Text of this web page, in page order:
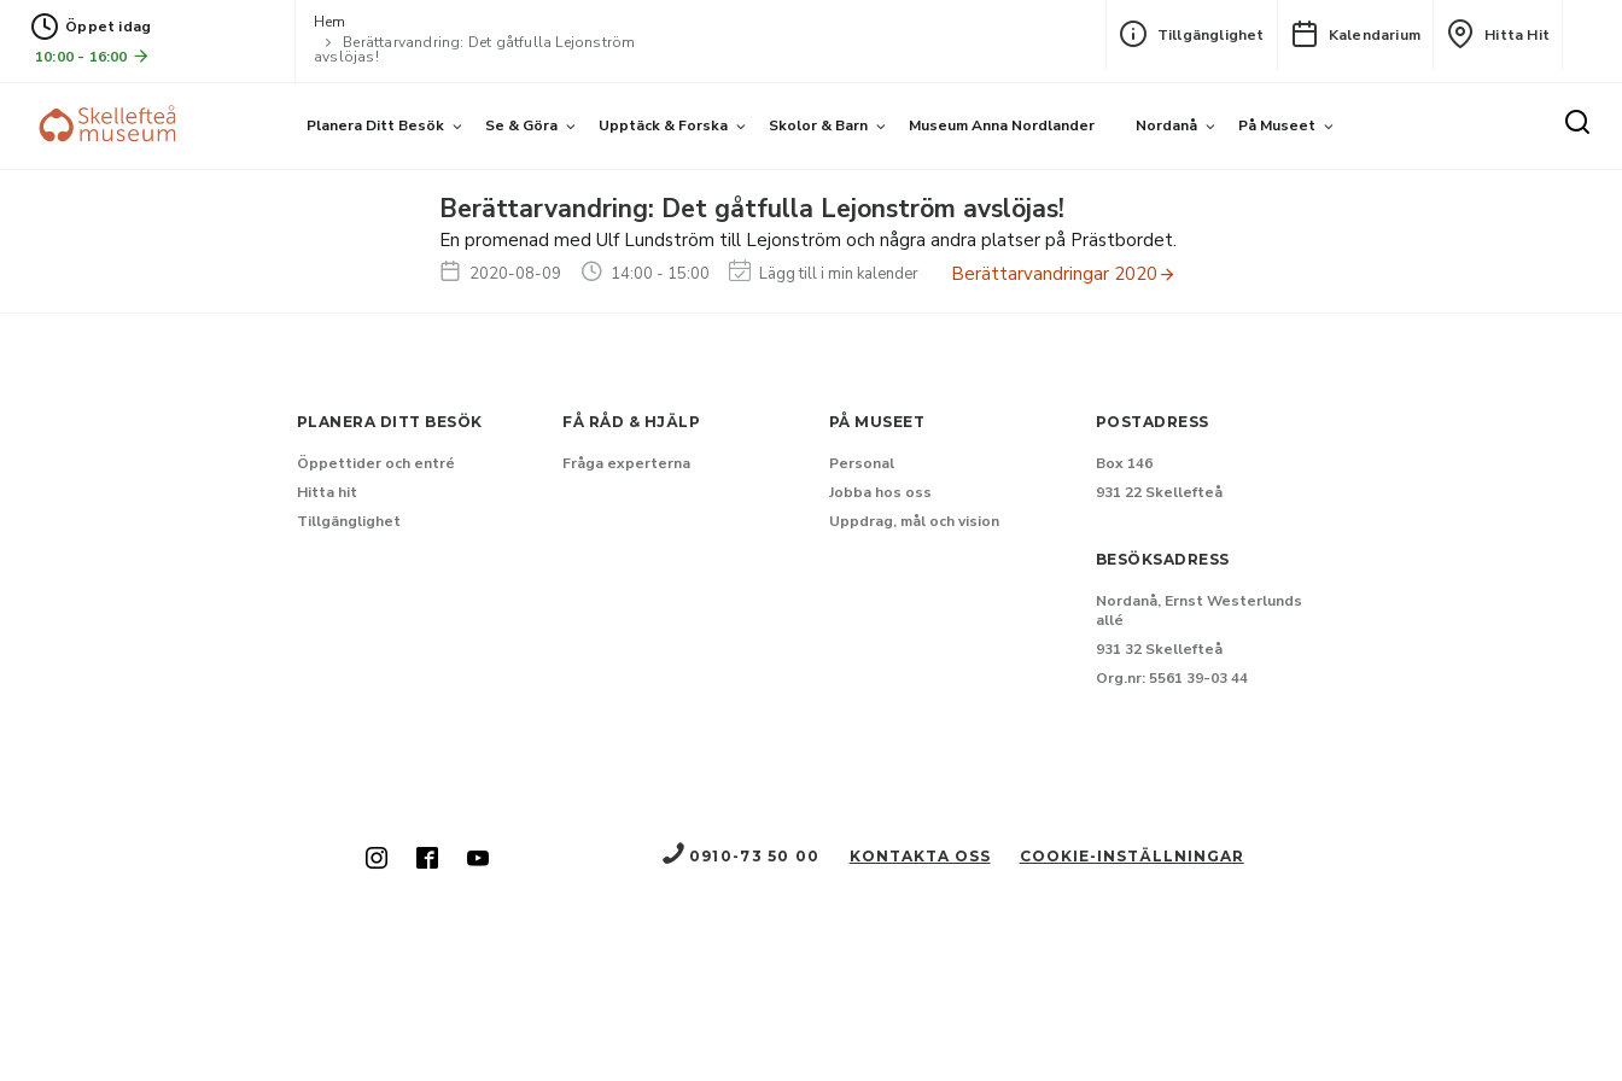
Öppet idag
10:00 - 16:00
Hem
Berättarvandring: Det gåtfulla Lejonström
avslöjas!
Tillgänglighet Kalendarium Hitta Hit
Planera Ditt Besök Se & Göra Upptäck & Forska Skolor & Barn Museum Anna Nordlander Nordanå På Museet
Berättarvandring: Det gåtfulla Lejonström avslöjas!
En promenad med Ulf Lundström till Lejonström och några andra platser på Prästbordet.
2020-08-09 14:00 - 15:00 Lägg till i min kalender Berättarvandringar 2020
PLANERA DITT BESÖK
Öppettider och entré
Hitta hit
Tillgänglighet
FÅ RÅD & HJÄLP
Fråga experterna
PÅ MUSEET
Personal
Jobba hos oss
Uppdrag, mål och vision
POSTADRESS
Box 146
931 22 Skellefteå
BESÖKSADRESS
Nordanå, Ernst Westerlunds
allé
931 32 Skellefteå
Org.nr: 5561 39-03 44
0910-73 50 00 KONTAKTA OSS COOKIE-INSTÄLLNINGAR